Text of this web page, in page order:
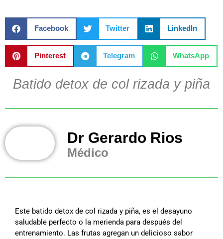
Facebook Twitter LinkedIn
Pinterest Telegram WhatsApp
Batido detox de col rizada y piña
Dr Gerardo Rios
Médico
Este batido detox de col rizada y piña, es el desayuno
saludable perfecto o la merienda para después del
entrenamiento. Las frutas agregan un delicioso sabor